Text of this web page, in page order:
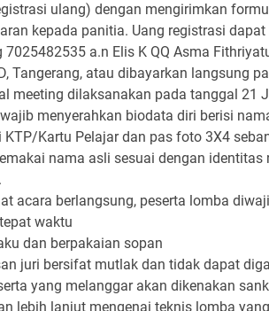
ulang) dengan mengirimkan
kepada panitia. Uang registrasi
7025482535 a.n Elis K QQ Asma
Tangerang, atau dibayarkan langsung
meeting dilaksanakan pada tanggal 21
menyerahkan biodata diri berisi
Kartu Pelajar dan pas foto 3X4
nama asli sesuai dengan identitas
acara berlangsung, peserta lomba
waktu
dan berpakaian sopan
juri bersifat mutlak dan tidak dapat
yang melanggar akan dikenakan
lebih lanjut mengenai teknis lomba